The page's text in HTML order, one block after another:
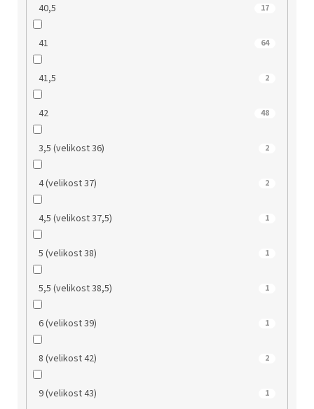
40,5 17
41 64
41,5 2
42 48
3,5 (velikost 36) 2
4 (velikost 37) 2
4,5 (velikost 37,5) 1
5 (velikost 38) 1
5,5 (velikost 38,5) 1
6 (velikost 39) 1
8 (velikost 42) 2
9 (velikost 43) 1